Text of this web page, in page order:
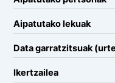
Aipatutako lekuak
Data garratzitsuak
Ikertzailea